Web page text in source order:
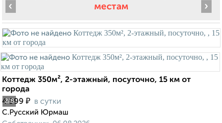
местам
2/8
‹ ›
Коттедж 350м², 2-этажный, посуточно, 15 км от
города
4 999 ₽ в сутки
С.Русский Юрмаш